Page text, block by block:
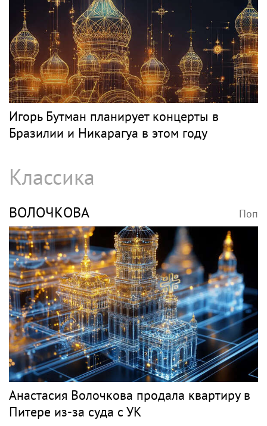
Игорь Бутман планирует концерты в
Бразилии и Никарагуа в этом году
Классика
ВОЛОЧКОВА Поп
Анастасия Волочкова продала квартиру в
Питере из-за суда с УК